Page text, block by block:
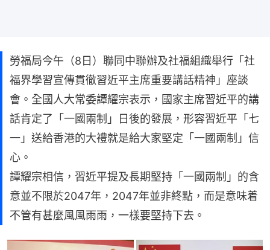
勞福局今午（8日）聯同中聯辦及社福組織舉行「社
福界學習宣傳貫徹習近平主席重要講話精神」座談
會。全國人大常委譚耀宗表示，國家主席習近平的講
話肯定了「一國兩制」日後的發展，形容習近平「七
一」送給香港的大禮就是給大家堅定「一國兩制」信
心。
譚耀宗相信，習近平提及長期堅持「一國兩制」的含
意並不限於2047年，2047年並非終點，而是意味着
不管有甚麼風風雨雨，一樣要堅持下去。